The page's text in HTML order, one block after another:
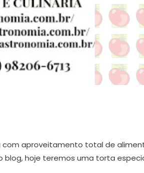
com aproveitamento total de
blog, hoje teremos uma torta